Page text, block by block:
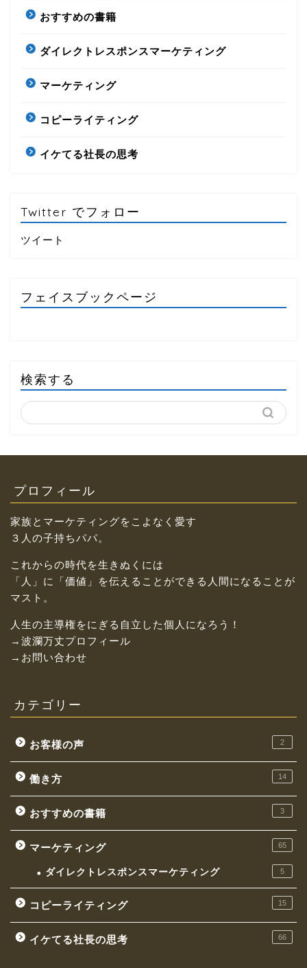
おすすめの書籍
ダイレクトレスポンスマーケティング
マーケティング
コピーライティング
イケてる社長の思考
Twitter でフォロー
ツイート
フェイスブックページ
検索する
プロフィール
家族とマーケティングをこよなく愛す
３人の子持ちパパ。
これからの時代を生きぬくには
「人」に「価値」を伝えることができる人間になることが
マスト。
人生の主導権をにぎる自立した個人になろう！
→波瀾万丈プロフィール
→お問い合わせ
カテゴリー
お客様の声 2
働き方 14
おすすめの書籍 3
マーケティング 65
ダイレクトレスポンスマーケティング 5
コピーライティング 15
イケてる社長の思考 66